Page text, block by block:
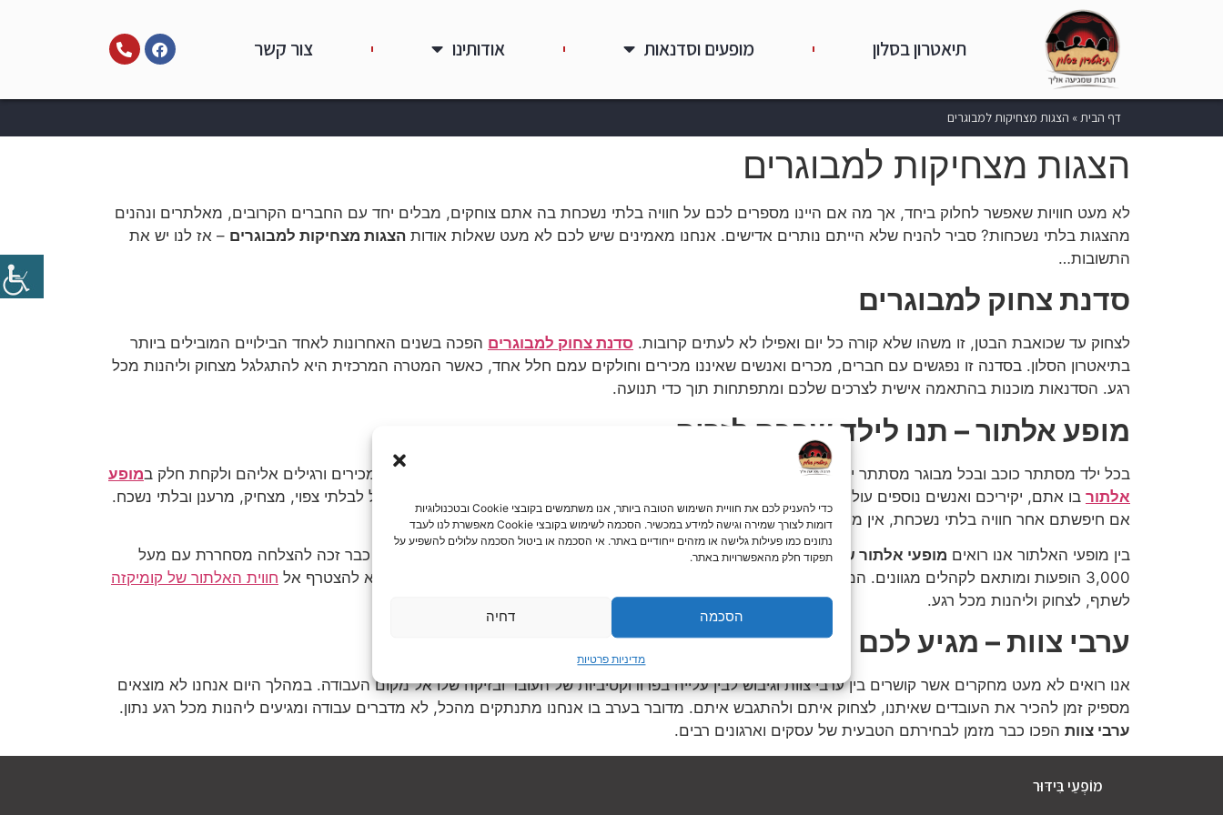
כדי להעניק לכם את חוויית השימוש הטובה ביותר, אנו משתמשים בקובצי Cookie ובטכנולוגיות
דומות לצורך שמירה וגישה למידע במכשיר. הסכמה לשימוש בקובצי Cookie מאפשרת לנו לעבד
נתונים כמו פעילות גלישה או מזהים ייחודיים באתר. אי הסכמה או ביטול הסכמה עלולים להשפיע על
תפקוד חלק מהאפשרויות באתר.
הסכמה דחיה
מדיניות פרטיות
תיאטרון בסלון מופעים וסדנאות אודותינו צור קשר
דף הבית» הצגות מצחיקות למבוגרים
הצגות מצחיקות למבוגרים
לא מעט חוויות שאפשר לחלוק ביחד, אך מה אם היינו מספרים לכם על חוויה בלתי נשכחת בה אתם צוחקים, מבלים יחד עם החברים הקרובים, מאלתרים ונהנים
מהצגות בלתי נשכחות? סביר להניח שלא הייתם נותרים אדישים. אנחנו מאמינים שיש לכם לא מעט שאלות אודות הצגות מצחיקות למבוגרים – אז לנו יש את
התשובות…
סדנת צחוק למבוגרים
לצחוק עד שכואבת הבטן, זו משהו שלא קורה כל יום ואפילו לא לעתים קרובות. סדנת צחוק למבוגרים הפכה בשנים האחרונות לאחד הבילויים המובילים ביותר
בתיאטרון הסלון. בסדנה זו נפגשים עם חברים, מכרים ואנשים שאיננו מכירים וחולקים עמם חלל אחד, כאשר המטרה המרכזית היא להתגלגל מצחוק וליהנות מכל
רגע. הסדנאות מוכנות בהתאמה אישית לצרכים שלכם ומתפתחות תוך כדי תנועה.
מופע אלתור – תנו לילד שבכם לזרוח
בכל ילד מסתתר כוכב ובכל מבוגר מסתתר ילד שהוא כוכב. זה הזמן שלכם לקחת אתנחתא קטנה מכל הדברים שאתם מכירים ורגילים אליהם ולקחת חלק במופע
אלתור בו אתם, יקיריכם ואנשים נוספים עולים ומאלתרים בזמן אמת – חוסר הוודאות של מה יקרה כל רגע הופך את הכל לבלתי צפוי, מצחיק, מרענן ובלתי נשכח.
אם חיפשתם אחר חוויה בלתי נשכחת, אין מן הנמנע כי מופע אלתור יצליח לעשות את העבודה בצורה מדויקת.
בין מופעי האלתור אנו רואים מופעי אלתור של קומיקזה,שנחשב למופע הבידור המאולתר הטוב ביותר בישראל, המופע כבר זכה להצלחה מסחררת עם מעל
3,000 הופעות ומותאם לקהלים מגוונים. המופע מורכב במיוחד עבורכם ולעולם התוכן שלכם – מה שגורם לכל מי שנמצא להצטרף אל
חווית האלתור של קומיקזה
לשתף, לצחוק וליהנות מכל רגע.
ערבי צוות – מגיע לכם הרבה יותר
אנו רואים לא מעט מחקרים אשר קושרים בין ערבי צוות וגיבוש לבין עלייה בפרודוקטיביות של העובד ובזיקה שלו אל מקום העבודה. במהלך היום אנחנו לא מוצאים
מספיק זמן להכיר את העובדים שאיתנו, לצחוק איתם ולהתגבש איתם. מדובר בערב בו אנחנו מתנתקים מהכל, לא מדברים עבודה ומגיעים ליהנות מכל רגע נתון.
ערבי צוות הפכו כבר מזמן לבחירתם הטבעית של עסקים וארגונים רבים.
מוֹפְעֵי בִּידּוּר